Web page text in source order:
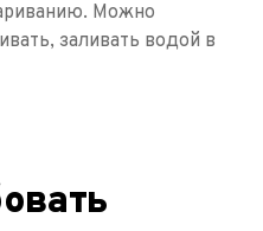
Можно
заливать водой в